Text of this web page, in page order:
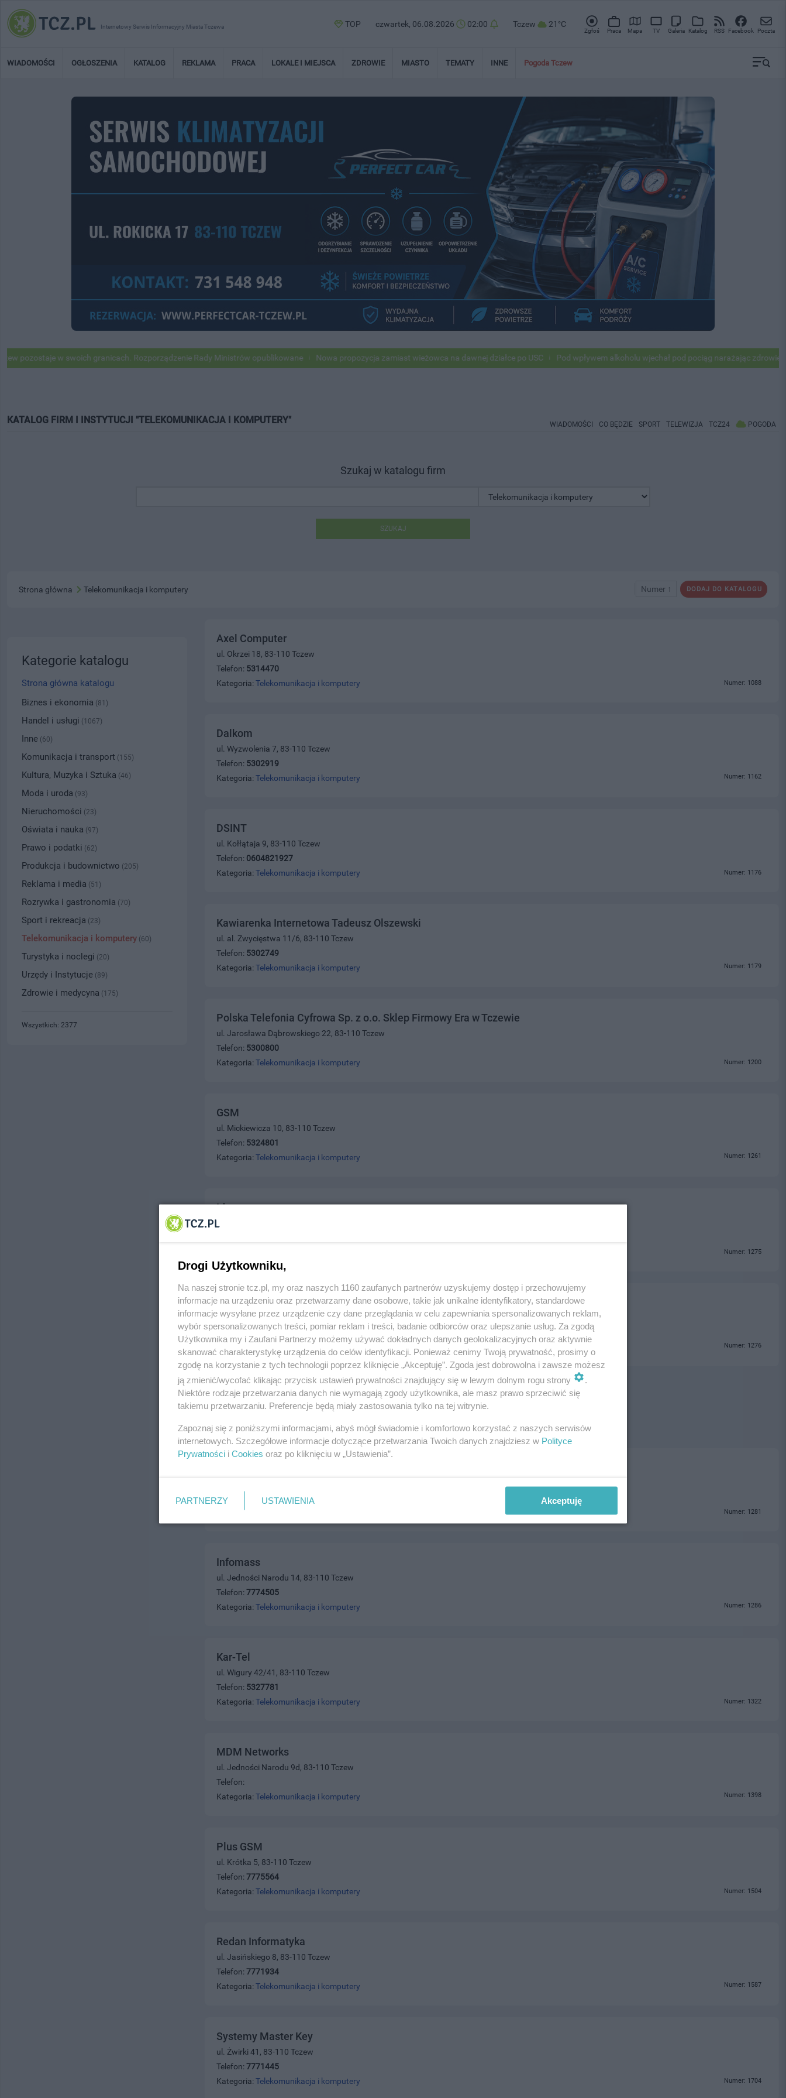
Internetowy Serwis Informacyjny Miasta Tczewa TOP czwartek, 06.08.2026 02:00 Tczew 21°C
Zgłoś Praca Mapa TV Galeria Katalog RSS Facebook Poczta
WIADOMOŚCI OGŁOSZENIA KATALOG REKLAMA PRACA LOKALE I MIEJSCA ZDROWIE MIASTO TEMATY INNE Pogoda Tczew
w swoich granicach. Rozporządzenie Rady Ministrów opublikowane Nowa propozycja zamiast wieżowca na dawnej działce po USC Pod wpływem alkoholu wjechał pod pociąg narażając zdrowie i życie
KATALOG FIRM I INSTYTUCJI "TELEKOMUNIKACJA I KOMPUTERY" WIADOMOŚCI CO BĘDZIE SPORT TELEWIZJA TCZ24 POGODA
Szukaj w katalogu firm
SZUKAJ
DODAJ DO KATALOGU
Numer ↑
Strona główna Telekomunikacja i komputery
Axel Computer
ul. Okrzei 18, 83-110 Tczew
Telefon: 5314470
Kategoria: Telekomunikacja i komputery Numer: 1088
Dalkom
ul. Wyzwolenia 7, 83-110 Tczew
Telefon: 5302919
Kategoria: Telekomunikacja i komputery Numer: 1162
DSINT
ul. Kołłątaja 9, 83-110 Tczew
Telefon: 0604821927
Kategoria: Telekomunikacja i komputery Numer: 1176
Kawiarenka Internetowa Tadeusz Olszewski
ul. al. Zwycięstwa 11/6, 83-110 Tczew
Telefon: 5302749
Kategoria: Telekomunikacja i komputery Numer: 1179
Polska Telefonia Cyfrowa Sp. z o.o. Sklep Firmowy Era w Tczewie
ul. Jarosława Dąbrowskiego 22, 83-110 Tczew
Telefon: 5300800
Kategoria: Telekomunikacja i komputery Numer: 1200
GSM
ul. Mickiewicza 10, 83-110 Tczew
Telefon: 5324801
Kategoria: Telekomunikacja i komputery Numer: 1261
Idea
ul. Żwirki 41, 83-110 Tczew
Numer: 1275
Idea 1
ul. Krótka 21, 83-110 Tczew
Telefon:7775832
Kategoria:
Telekomunikacja i komputery Numer: 1276
Telefon:
7771105
Kategoria:
Numer: 1281
Infomass
ul. Jedności Narodu 14, 83-110 Tczew
Telefon: 7774505
Kategoria: Telekomunikacja i komputery Numer: 1286
Kar-Tel
ul. Wigury 42/41, 83-110 Tczew
Telefon: 5327781
Kategoria: Telekomunikacja i komputery Numer: 1322
MDM Networks
ul. Jedności Narodu 9d, 83-110 Tczew
Telefon:
Kategoria: Telekomunikacja i komputery Numer: 1398
Plus GSM
ul. Krótka 5, 83-110 Tczew
Telefon: 7775564
Kategoria: Telekomunikacja i komputery Numer: 1504
Redan Informatyka
ul. Jasińskiego 8, 83-110 Tczew
Telefon: 7771934
Kategoria: Telekomunikacja i komputery Numer: 1587
Systemy Master Key
ul. Żwirki 41, 83-110 Tczew
Telefon: 7771445
Kategoria: Telekomunikacja i komputery Numer: 1704
Kategorie katalogu
Strona główna katalogu
Biznes i ekonomia (81)
Handel i usługi (1067)
Inne (60)
Komunikacja i transport (155)
Kultura, Muzyka i Sztuka (46)
Moda i uroda (93)
Nieruchomości (23)
Oświata i nauka (97)
Prawo i podatki (62)
Produkcja i budownictwo (205)
Reklama i media (51)
Rozrywka i gastronomia (70)
Sport i rekreacja (23)
Telekomunikacja i komputery (60)
Turystyka i noclegi (20)
Urzędy i Instytucje (89)
Zdrowie i medycyna (175)
Wszystkich: 2377
Drogi Użytkowniku,
Na naszej stronie tcz.pl, my oraz naszych 1160 zaufanych partnerów uzyskujemy dostęp i przechowujemy
informacje na urządzeniu oraz przetwarzamy dane osobowe, takie jak unikalne identyfikatory, standardowe
informacje wysyłane przez urządzenie czy dane przeglądania w celu zapewniania spersonalizowanych reklam,
wybór spersonalizowanych treści, pomiar reklam i treści, badanie odbiorców oraz ulepszanie usług. Za zgodą
Użytkownika my i Zaufani Partnerzy możemy używać dokładnych danych geolokalizacyjnych oraz aktywnie
skanować charakterystykę urządzenia do celów identyfikacji. Ponieważ cenimy Twoją prywatność, prosimy o
zgodę na korzystanie z tych technologii poprzez kliknięcie „Akceptuję”. Zgoda jest dobrowolna i zawsze możesz
ją zmienić/wycofać klikając przycisk ustawień prywatności znajdujący się w lewym dolnym rogu strony
.
Niektóre rodzaje przetwarzania danych nie wymagają zgody użytkownika, ale masz prawo sprzeciwić się
takiemu przetwarzaniu. Preferencje będą miały zastosowania tylko na tej witrynie.
Zapoznaj się z poniższymi informacjami, abyś mógł świadomie i komfortowo korzystać z naszych serwisów
internetowych. Szczegółowe informacje dotyczące przetwarzania Twoich danych znajdziesz w Polityce
Prywatności i Cookies oraz po kliknięciu w „Ustawienia”.
PARTNERZY USTAWIENIA Akceptuję